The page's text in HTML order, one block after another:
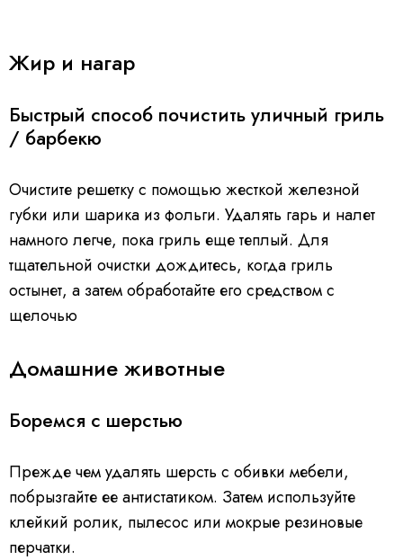
Жир и нагар
Быстрый способ почистить уличный гриль
/ барбекю
Очистите решетку с помощью жесткой железной
губки или шарика из фольги. Удалять гарь и налет
намного легче, пока гриль еще теплый. Для
тщательной очистки дождитесь, когда гриль
остынет, а затем обработайте его средством с
щелочью
Домашние животные
Боремся с шерстью
Прежде чем удалять шерсть с обивки мебели,
побрызгайте ее антистатиком. Затем используйте
клейкий ролик, пылесос или мокрые резиновые
перчатки.